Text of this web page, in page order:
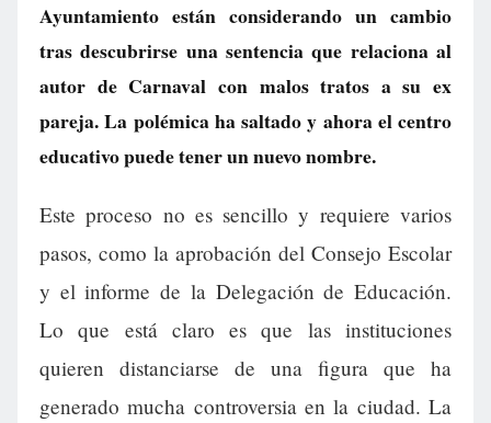
Ayuntamiento están considerando un cambio
tras descubrirse una sentencia que relaciona al
autor de Carnaval con malos tratos a su ex
pareja. La polémica ha saltado y ahora el centro
educativo puede tener un nuevo nombre.
Este proceso no es sencillo y requiere varios
pasos, como la aprobación del Consejo Escolar
y el informe de la Delegación de Educación.
Lo que está claro es que las instituciones
quieren distanciarse de una figura que ha
generado mucha controversia en la ciudad. La